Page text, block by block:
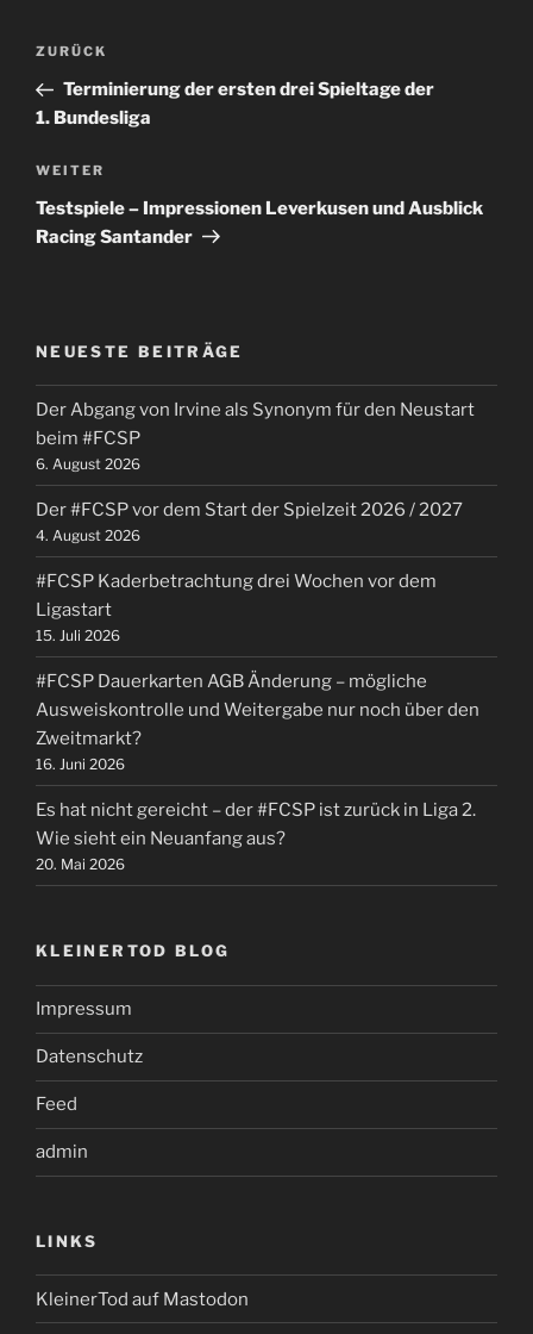
Beitragsnavigation
Vorheriger
Beitrag
ZURÜCK
Terminierung der ersten drei Spieltage der
1. Bundesliga
Nächster
Beitrag
WEITER
Testspiele – Impressionen Leverkusen und Ausblick
Racing Santander
NEUESTE BEITRÄGE
Der Abgang von Irvine als Synonym für den Neustart
beim #FCSP
6. August 2026
Der #FCSP vor dem Start der Spielzeit 2026 / 2027
4. August 2026
#FCSP Kaderbetrachtung drei Wochen vor dem
Ligastart
15. Juli 2026
#FCSP Dauerkarten AGB Änderung – mögliche
Ausweiskontrolle und Weitergabe nur noch über den
Zweitmarkt?
16. Juni 2026
Es hat nicht gereicht – der #FCSP ist zurück in Liga 2.
Wie sieht ein Neuanfang aus?
20. Mai 2026
KLEINERTOD BLOG
Impressum
Datenschutz
Feed
admin
LINKS
KleinerTod auf Mastodon